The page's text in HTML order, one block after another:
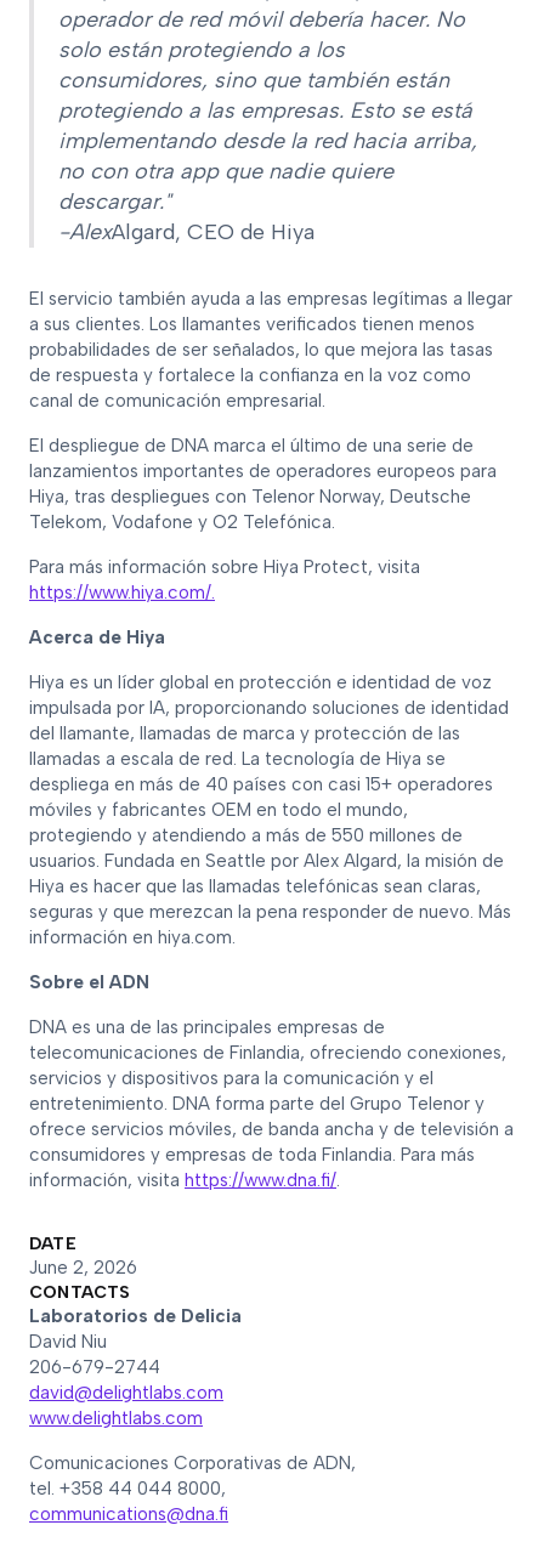
operador de red móvil debería hacer. No
solo están protegiendo a los
consumidores, sino que también están
protegiendo a las empresas. Esto se está
implementando desde la red hacia arriba,
no con otra app que nadie quiere
descargar."
-AlexAlgard, CEO de Hiya
El servicio también ayuda a las empresas legítimas a llegar
a sus clientes. Los llamantes verificados tienen menos
probabilidades de ser señalados, lo que mejora las tasas
de respuesta y fortalece la confianza en la voz como
canal de comunicación empresarial.
El despliegue de DNA marca el último de una serie de
lanzamientos importantes de operadores europeos para
Hiya, tras despliegues con Telenor Norway, Deutsche
Telekom, Vodafone y O2 Telefónica.
Para más información sobre Hiya Protect, visita
https://www.hiya.com/.
Acerca de Hiya
Hiya es un líder global en protección e identidad de voz
impulsada por IA, proporcionando soluciones de identidad
del llamante, llamadas de marca y protección de las
llamadas a escala de red. La tecnología de Hiya se
despliega en más de 40 países con casi 15+ operadores
móviles y fabricantes OEM en todo el mundo,
protegiendo y atendiendo a más de 550 millones de
usuarios. Fundada en Seattle por Alex Algard, la misión de
Hiya es hacer que las llamadas telefónicas sean claras,
seguras y que merezcan la pena responder de nuevo. Más
información en hiya.com.
Sobre el ADN
DNA es una de las principales empresas de
telecomunicaciones de Finlandia, ofreciendo conexiones,
servicios y dispositivos para la comunicación y el
entretenimiento. DNA forma parte del Grupo Telenor y
ofrece servicios móviles, de banda ancha y de televisión a
consumidores y empresas de toda Finlandia. Para más
información, visita https://www.dna.fi/.
DATE
June 2, 2026
CONTACTS
Laboratorios de Delicia
David Niu
206-679-2744
david@delightlabs.com
www.delightlabs.com
Comunicaciones Corporativas de ADN,
tel. +358 44 044 8000,
communications@dna.fi